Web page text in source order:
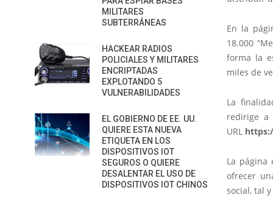
En la
18.000
forma la
miles de
La
redirige a
URL
La página
ofrecer
social, tal
MILITARES
SUBTERRÁNEAS
HACKEAR RADIOS
POLICIALES Y MILITARES
ENCRIPTADAS
EXPLOTANDO 5
VULNERABILIDADES
EL GOBIERNO DE EE. UU.
QUIERE ESTA NUEVA
ETIQUETA EN LOS
DISPOSITIVOS IOT
SEGUROS O QUIERE
DESALENTAR EL USO DE
DISPOSITIVOS IOT CHINOS